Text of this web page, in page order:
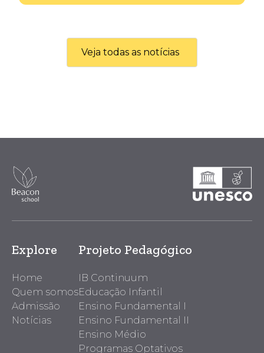
Veja todas as notícias
Explore
Home
Quem somos
Admissão
Notícias
Projeto Pedagógico
IB Continuum
Educação Infantil
Ensino Fundamental I
Ensino Fundamental II
Ensino Médio
Programas Optativos